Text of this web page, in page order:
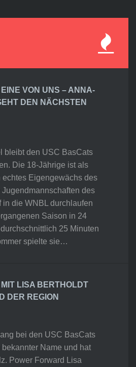
VON UNS – ANNA-
DEN NÄCHSTEN
bleibt den USC BasCats
Die 18-Jährige ist als
echtes Eigengewächs des
des
in die WNBL durchlaufen
Saison in 24
25 Minuten
spielte sie…
LISA BERTHOLDT
DER REGION
bei den USC BasCats
Name und hat
Power Forward Lisa